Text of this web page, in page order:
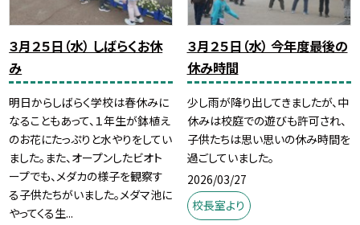
３月２５日（水） しばらくお休
み
明日からしばらく学校は春休みに
なることもあって、１年生が鉢植え
のお花にたっぷりと水やりをしてい
ました。また、オープンしたビオト
ープでも、メダカの様子を観察す
る子供たちがいました。メダマ池に
やってくる生...
３月２５日（水） 今年度最後の
休み時間
少し雨が降り出してきましたが、中
休みは校庭での遊びも許可され、
子供たちは思い思いの休み時間を
過ごしていました。
2026/03/27
校長室より